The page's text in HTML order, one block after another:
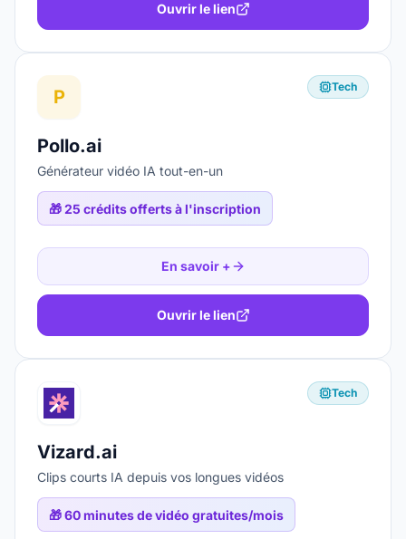
Ouvrir le lien
P Tech
Pollo.ai
Générateur vidéo IA tout-en-un
🎁25 crédits offerts à l'inscription
En savoir +
Ouvrir le lien
Tech
Vizard.ai
Clips courts IA depuis vos longues vidéos
🎁60 minutes de vidéo gratuites/mois